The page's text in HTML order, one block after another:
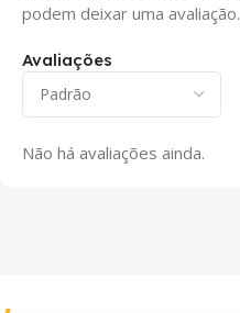
Avaliações
Não há avaliações ainda.
podem deixar uma avaliação.